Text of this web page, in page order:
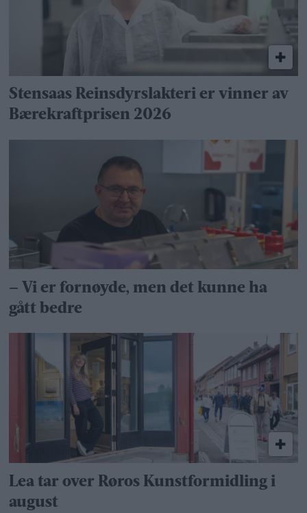
Stensaas Reinsdyrslakteri er vinner av
Bærekraftprisen 2026
– Vi er fornøyde, men det kunne ha
gått bedre
Lea tar over Røros Kunstformidling i
august